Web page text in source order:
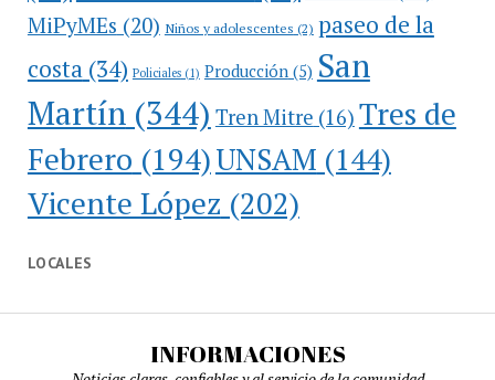
MiPyMEs (20) Niños y adolescentes (2) paseo de la
costa(34) Policiales(1) Producción(5) San
Martín(344) Tren Mitre (16) Tres de
Febrero (194)UNSAM (144)
Vicente López (202)
LOCALES
INFORMACIONES